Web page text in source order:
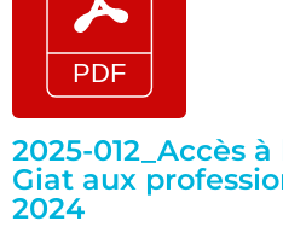
2025-012_Accès
Giat aux
2024